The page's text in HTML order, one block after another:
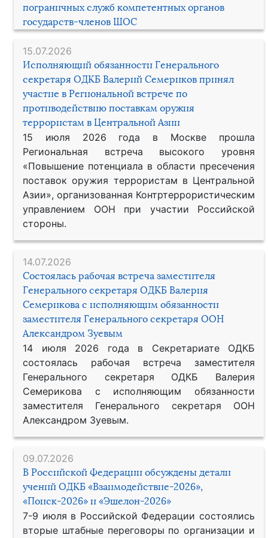
пограничных служб компетентных органов
государств-членов ШОС
15.07.2026
Исполняющий обязанности Генерального
секретаря ОДКБ Валерий Семериков принял
участие в Региональной встрече по
противодействию поставкам оружия
террористам в Центральной Азии
15 июля 2026 года в Москве прошла
Региональная встреча высокого уровня
«Повышение потенциала в области пресечения
поставок оружия террористам в Центральной
Азии», организованная Контртеррористическим
управлением ООН при участии Российской
стороны.
14.07.2026
Состоялась рабочая встреча заместителя
Генерального секретаря ОДКБ Валерия
Семерикова с исполняющим обязанности
заместителя Генерального секретаря ООН
Александром Зуевым
14 июля 2026 года в Секретариате ОДКБ
состоялась рабочая встреча заместителя
Генерального секретаря ОДКБ Валерия
Семерикова с исполняющим обязанности
заместителя Генерального секретаря ООН
Александром Зуевым.
09.07.2026
В Российской Федерации обсуждены детали
учений ОДКБ «Взаимодействие-2026»,
«Поиск-2026» и «Эшелон-2026»
7-9 июля в Российской Федерации состоялись
вторые штабные переговоры по организации и